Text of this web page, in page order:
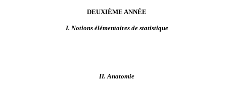
DEUXIÈME ANNÉE
I. Notions élémentaires de statistique
II. Anatomie